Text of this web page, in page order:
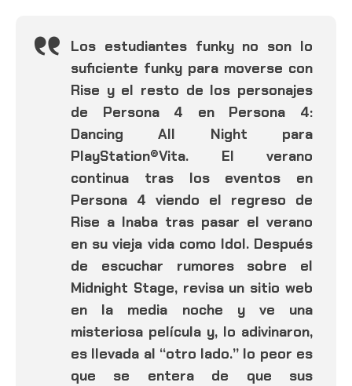
Los estudiantes funky no son lo
suficiente funky para moverse con
Rise y el resto de los personajes
de Persona 4 en Persona 4:
Dancing All Night para
PlayStation®Vita. El verano
continua tras los eventos en
Persona 4 viendo el regreso de
Rise a Inaba tras pasar el verano
en su vieja vida como Idol. Después
de escuchar rumores sobre el
Midnight Stage, revisa un sitio web
en la media noche y ve una
misteriosa película y, lo adivinaron,
es llevada al “otro lado.” lo peor es
que se entera de que sus